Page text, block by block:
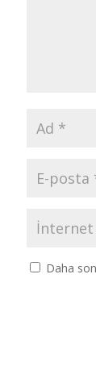
Daha